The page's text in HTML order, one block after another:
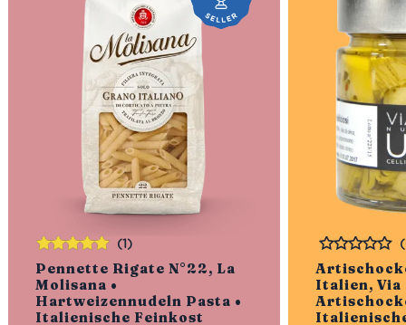
Pennette Rigate N°22, La
Molisana •
Hartweizennudeln Pasta •
Italienische Feinkost
(1)
Bewertet
mit5.00 von
5
Italien, Via
Bewertet